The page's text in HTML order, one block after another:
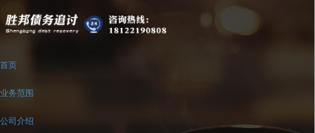
首页
业务范围
公司介绍